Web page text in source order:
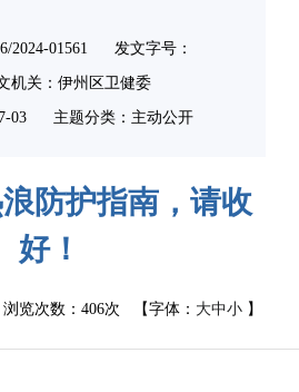
2024-01561 发文字号：
机关：伊州区卫健委
03 主题分类：主动公开
防护指南，请收
好！
览次数： 406次 【字体： 大中小】